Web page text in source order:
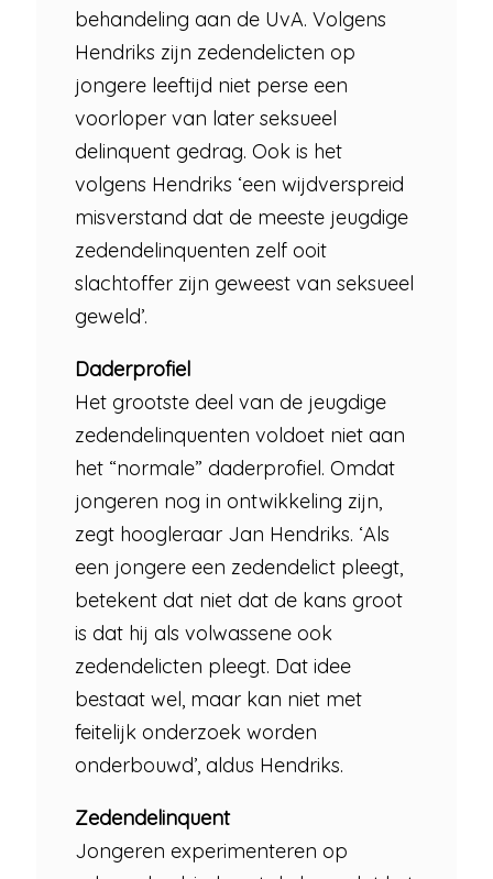
behandeling aan de UvA. Volgens
Hendriks zijn zedendelicten op
jongere leeftijd niet perse een
voorloper van later seksueel
delinquent gedrag. Ook is het
volgens Hendriks ‘een wijdverspreid
misverstand dat de meeste jeugdige
zedendelinquenten zelf ooit
slachtoffer zijn geweest van seksueel
geweld’.
Daderprofiel
Het grootste deel van de jeugdige
zedendelinquenten voldoet niet aan
het “normale” daderprofiel. Omdat
jongeren nog in ontwikkeling zijn,
zegt hoogleraar Jan Hendriks. ‘Als
een jongere een zedendelict pleegt,
betekent dat niet dat de kans groot
is dat hij als volwassene ook
zedendelicten pleegt. Dat idee
bestaat wel, maar kan niet met
feitelijk onderzoek worden
onderbouwd’, aldus Hendriks.
Zedendelinquent
Jongeren experimenteren op